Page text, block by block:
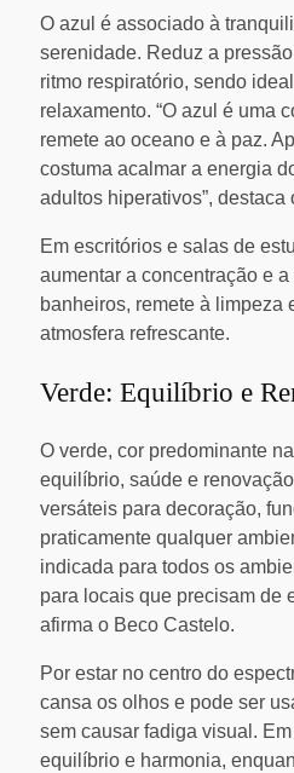
O azul é associado à
serenidade. Reduz a
ritmo respiratório, sendo
relaxamento. “O azul é uma
remete ao oceano e à paz.
costuma acalmar a energia
adultos hiperativos”, destaca
Em escritórios e salas de
aumentar a concentração e
banheiros, remete à limpeza
atmosfera refrescante.
Verde: Equilíbrio e
O verde, cor predominante
equilíbrio, saúde e
versáteis para decoração,
praticamente qualquer
indicada para todos os
para locais que precisam de
afirma o Beco Castelo.
Por estar no centro do
cansa os olhos e pode ser
sem causar fadiga visual.
equilíbrio e harmonia,